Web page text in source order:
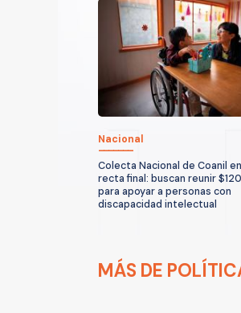
Nacional
Colecta Nacional de Coanil
recta final: buscan reunir
para apoyar a personas con
discapacidad intelectual
MÁS DE